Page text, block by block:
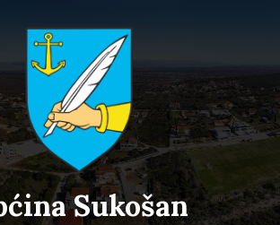
Sukošan